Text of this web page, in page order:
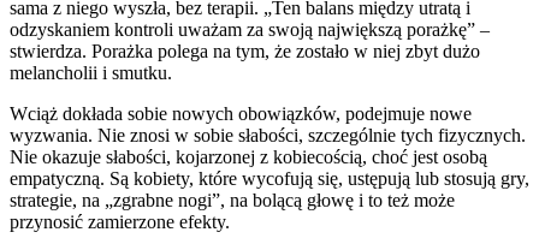
sama z niego wyszła, bez terapii. „Ten balans między utratą i
odzyskaniem kontroli uważam za swoją największą porażkę” –
stwierdza. Porażka polega na tym, że zostało w niej zbyt dużo
melancholii i smutku.
Wciąż dokłada sobie nowych obowiązków, podejmuje nowe
wyzwania. Nie znosi w sobie słabości, szczególnie tych fizycznych.
Nie okazuje słabości, kojarzonej z kobiecością, choć jest osobą
empatyczną. Są kobiety, które wycofują się, ustępują lub stosują gry,
strategie, na „zgrabne nogi”, na bolącą głowę i to też może
przynosić zamierzone efekty.